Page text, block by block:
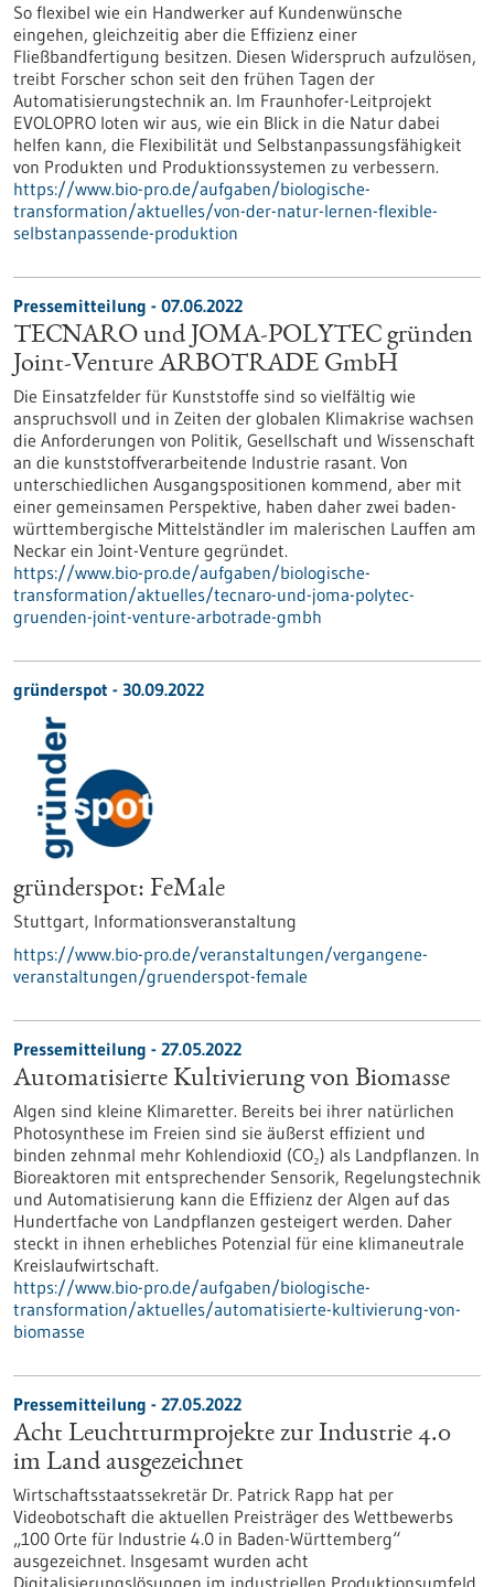
So flexibel wie ein Handwerker auf Kundenwünsche
eingehen, gleichzeitig aber die Effizienz einer
Fließbandfertigung besitzen. Diesen Widerspruch aufzulösen,
treibt Forscher schon seit den frühen Tagen der
Automatisierungstechnik an. Im Fraunhofer-Leitprojekt
EVOLOPRO loten wir aus, wie ein Blick in die Natur dabei
helfen kann, die Flexibilität und Selbstanpassungsfähigkeit
von Produkten und Produktionssystemen zu verbessern.
https://www.bio-pro.de/aufgaben/biologische-
transformation/aktuelles/von-der-natur-lernen-flexible-
selbstanpassende-produktion
Pressemitteilung - 07.06.2022
TECNARO und JOMA-POLYTEC gründen
Joint-Venture ARBOTRADE GmbH
Die Einsatzfelder für Kunststoffe sind so vielfältig wie
anspruchsvoll und in Zeiten der globalen Klimakrise wachsen
die Anforderungen von Politik, Gesellschaft und Wissenschaft
an die kunststoffverarbeitende Industrie rasant. Von
unterschiedlichen Ausgangspositionen kommend, aber mit
einer gemeinsamen Perspektive, haben daher zwei baden-
württembergische Mittelständler im malerischen Lauffen am
Neckar ein Joint-Venture gegründet.
https://www.bio-pro.de/aufgaben/biologische-
transformation/aktuelles/tecnaro-und-joma-polytec-
gruenden-joint-venture-arbotrade-gmbh
gründerspot - 30.09.2022
gründerspot: FeMale
Stuttgart, Informationsveranstaltung
https://www.bio-pro.de/veranstaltungen/vergangene-
veranstaltungen/gruenderspot-female
Pressemitteilung - 27.05.2022
Automatisierte Kultivierung von Biomasse
Algen sind kleine Klimaretter. Bereits bei ihrer natürlichen
Photosynthese im Freien sind sie äußerst effizient und
binden zehnmal mehr Kohlendioxid (CO₂) als Landpflanzen. In
Bioreaktoren mit entsprechender Sensorik, Regelungstechnik
und Automatisierung kann die Effizienz der Algen auf das
Hundertfache von Landpflanzen gesteigert werden. Daher
steckt in ihnen erhebliches Potenzial für eine klimaneutrale
Kreislaufwirtschaft.
https://www.bio-pro.de/aufgaben/biologische-
transformation/aktuelles/automatisierte-kultivierung-von-
biomasse
Pressemitteilung - 27.05.2022
Acht Leuchtturmprojekte zur Industrie 4.0
im Land ausgezeichnet
Wirtschaftsstaatssekretär Dr. Patrick Rapp hat per
Videobotschaft die aktuellen Preisträger des Wettbewerbs
„100 Orte für Industrie 4.0 in Baden-Württemberg“
ausgezeichnet. Insgesamt wurden acht
Digitalisierungslösungen im industriellen Produktionsumfeld